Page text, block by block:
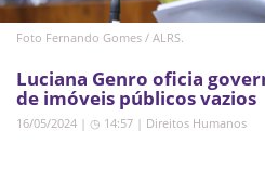
Foto Fernando Gomes / ALRS.
Luciana Genro oficia
de imóveis públicos vazios
16/05/2024 | ◷ 14:57 | Direitos Humanos